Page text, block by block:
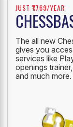
JUST ₹1769/YEAR
The all new
gives you
services like
openings
and much more.